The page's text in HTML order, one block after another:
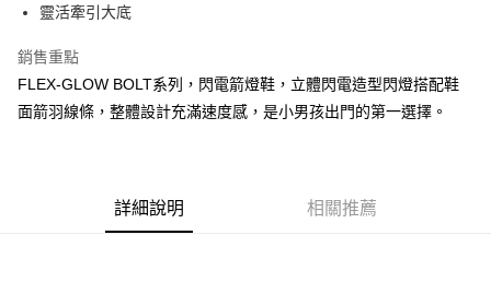
每筆NT$60，滿NT$1,000(含以上)免運費
宅配
靈活牽引大底
銷售重點
FLEX-GLOW BOLT系列，閃電箭燈鞋，立體閃電造型閃燈搭配鞋
面箭羽線條，整體設計充滿速度感，是小男孩出門的第一選擇。
詳細說明 相關推薦